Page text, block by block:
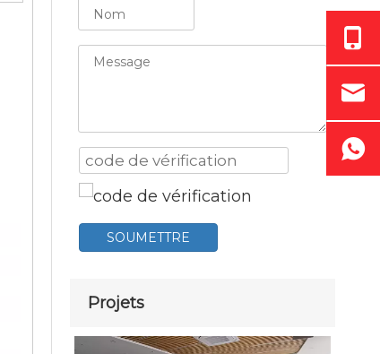
SOUMETTRE
Projets